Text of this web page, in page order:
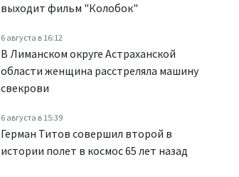
выходит фильм "Колобок"
6 августа в 16:12
В Лиманском округе Астраханской
области женщина расстреляла машину
свекрови
6 августа в 15:39
Герман Титов совершил второй в
истории полет в космос 65 лет назад